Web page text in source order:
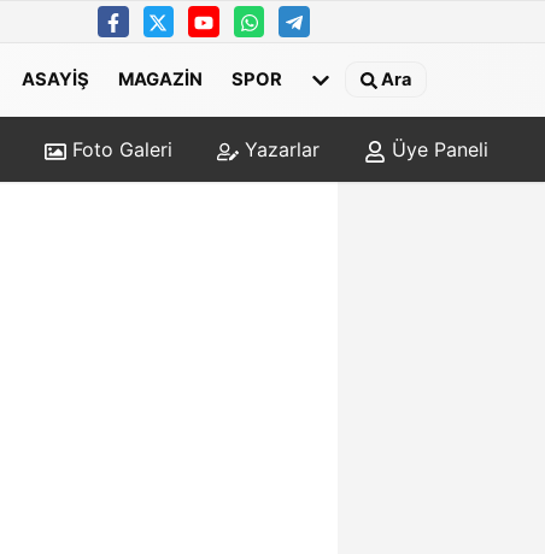
ASAYIŞ MAGAZIN SPOR Ara
Foto Galeri Yazarlar Üye Paneli